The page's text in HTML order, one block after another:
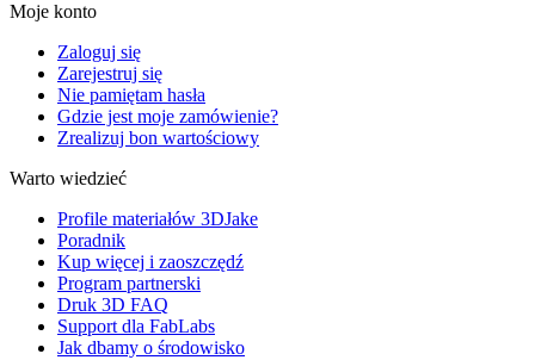
Moje konto
Zaloguj się
Zarejestruj się
Nie pamiętam hasła
Gdzie jest moje zamówienie?
Zrealizuj bon wartościowy
Warto wiedzieć
Profile materiałów 3DJake
Poradnik
Kup więcej i zaoszczędź
Program partnerski
Druk 3D FAQ
Support dla FabLabs
Jak dbamy o środowisko